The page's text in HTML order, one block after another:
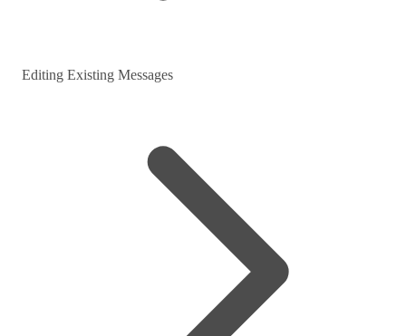
Editing Existing Messages